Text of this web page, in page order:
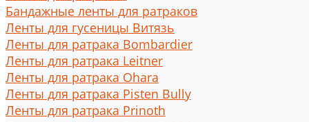
Бандажные ленты для ратраков
Ленты для гусеницы Витязь
Ленты для ратрака Bombardier
Ленты для ратрака Leitner
Ленты для ратрака Ohara
Ленты для ратрака Pisten Bully
Ленты для ратрака Prinoth